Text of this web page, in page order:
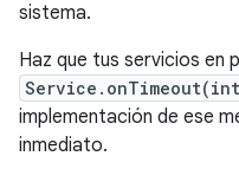
sistema.
Haz que tus servicios en
implementación de ese
inmediato.